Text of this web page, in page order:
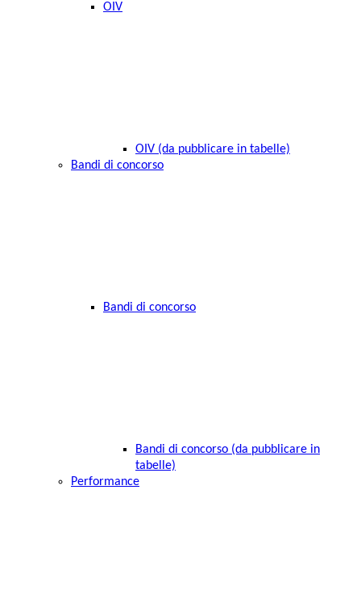
OIV
OIV (da pubblicare in tabelle)
Bandi di concorso
Bandi di concorso
Bandi di concorso (da pubblicare in
tabelle)
Performance